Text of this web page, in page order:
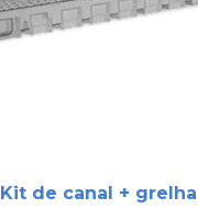
Kit de canal + grelha